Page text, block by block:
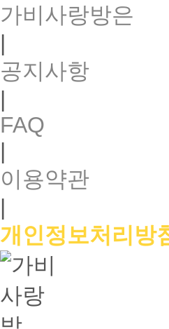
가비사랑방은
|
공지사항
|
FAQ
|
이용약관
|
개인정보처리방